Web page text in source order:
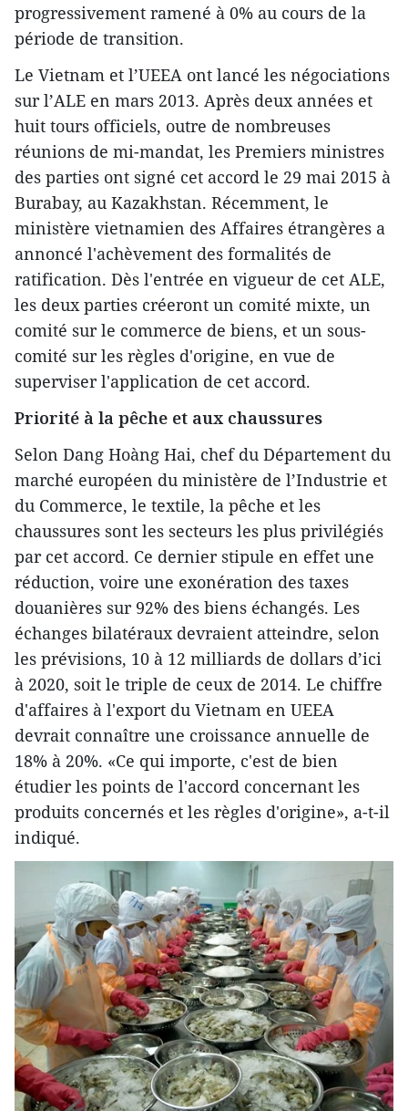
progressivement ramené à 0% au cours de la
période de transition.
Le Vietnam et l’UEEA ont lancé les négociations
sur l’ALE en mars 2013. Après deux années et
huit tours officiels, outre de nombreuses
réunions de mi-mandat, les Premiers ministres
des parties ont signé cet accord le 29 mai 2015 à
Burabay, au Kazakhstan. Récemment, le
ministère vietnamien des Affaires étrangères a
annoncé l'achèvement des formalités de
ratification. Dès l'entrée en vigueur de cet ALE,
les deux parties créeront un comité mixte, un
comité sur le commerce de biens, et un sous-
comité sur les règles d'origine, en vue de
superviser l'application de cet accord.
Priorité à la pêche et aux chaussures
Selon Dang Hoàng Hai, chef du Département du
marché européen du ministère de l’Industrie et
du Commerce, le textile, la pêche et les
chaussures sont les secteurs les plus privilégiés
par cet accord. Ce dernier stipule en effet une
réduction, voire une exonération des taxes
douanières sur 92% des biens échangés. Les
échanges bilatéraux devraient atteindre, selon
les prévisions, 10 à 12 milliards de dollars d’ici
à 2020, soit le triple de ceux de 2014. Le chiffre
d'affaires à l'export du Vietnam en UEEA
devrait connaître une croissance annuelle de
18% à 20%. «Ce qui importe, c'est de bien
étudier les points de l'accord concernant les
produits concernés et les règles d'origine», a-t-il
indiqué.